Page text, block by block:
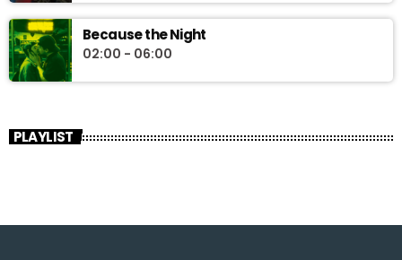
Because the Night
02:00 - 06:00
PLAYLIST